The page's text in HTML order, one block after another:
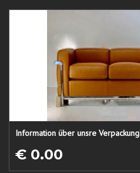
Information über unsre Verpackung
€ 0.00